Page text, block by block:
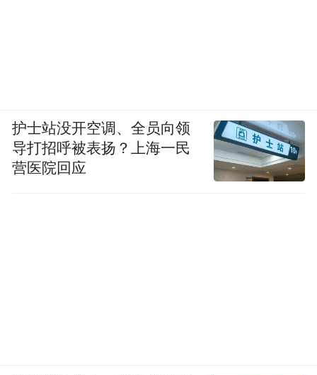
护士站没开空调、全员向领
导打招呼被表扬？上海一民
营医院回应